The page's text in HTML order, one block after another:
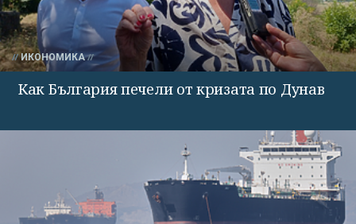
ИКОНОМИКА
Как България печели от кризата по Дунав